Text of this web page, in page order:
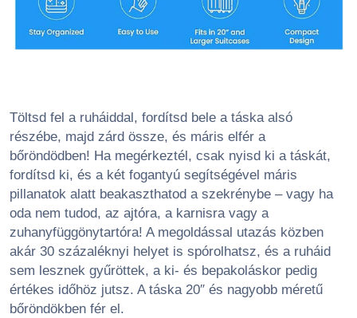
Töltsd fel a ruháiddal, fordítsd bele a táska alsó
részébe, majd zárd össze, és máris elfér a
bőröndödben! Ha megérkeztél, csak nyisd ki a táskát,
fordítsd ki, és a két fogantyú segítségével máris
pillanatok alatt beakaszthatod a szekrénybe – vagy ha
oda nem tudod, az ajtóra, a karnisra vagy a
zuhanyfüggönytartóra! A megoldással utazás közben
akár 30 százaléknyi helyet is spórolhatsz, és a ruháid
sem lesznek gyűröttek, a ki- és bepakoláskor pedig
értékes időhöz jutsz. A táska 20″ és nagyobb méretű
bőröndökben fér el.